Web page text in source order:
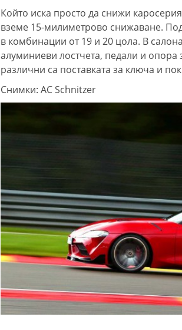
Който иска просто да снижи
вземе 15-милиметрово снижаване.
в комбинации от 19 и 20 цола. В
алуминиеви лостчета, педали и
различни са поставката за ключа и
Снимки: AC Schnitzer